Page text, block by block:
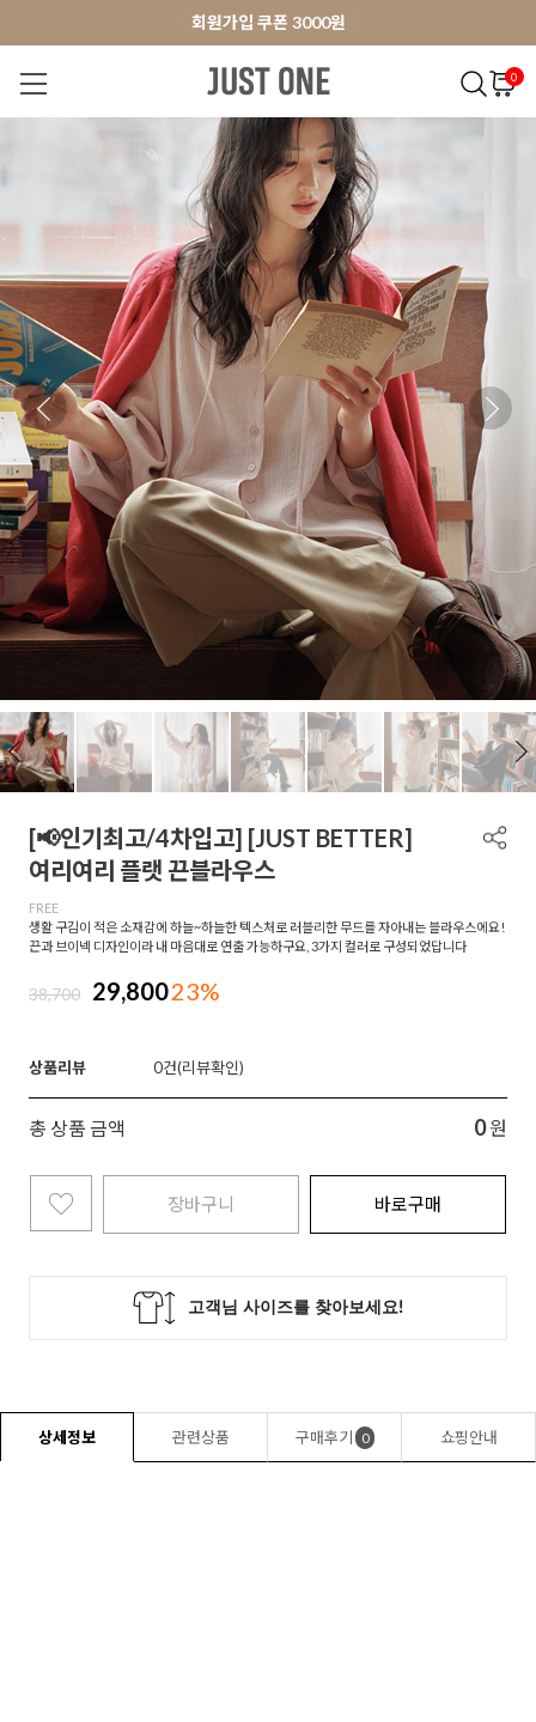
앱 다운로드 10% 할인쿠폰
회원가입 쿠폰 3000원
앱 다운로드 10% 할인쿠폰
0
오늘출발 MADE . J
[📢인기최고/4차입고] [JUST BETTER]
여리여리 플랫 끈블라우스
FREE
생활 구김이 적은 소재감에 하늘~하늘한 텍스처로 러블리한 무드를 자아내는 블라우스에요!
끈과 브이넥 디자인이라 내 마음대로 연출 가능하구요, 3가지 컬러로 구성되었답니다
38,700 29,80023%
상품리뷰 0
총 상품 금액 0 원
장바구니 바로구매
상세정보 관련상품 구매후기 0 쇼핑안내